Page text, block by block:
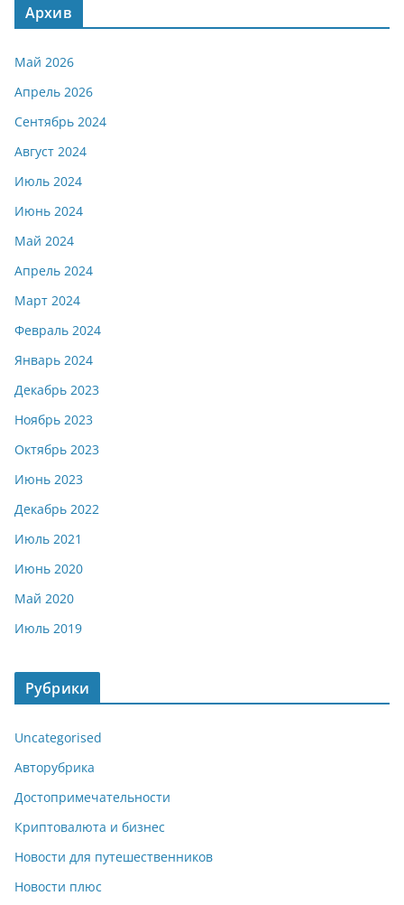
Архив
Май 2026
Апрель 2026
Сентябрь 2024
Август 2024
Июль 2024
Июнь 2024
Май 2024
Апрель 2024
Март 2024
Февраль 2024
Январь 2024
Декабрь 2023
Ноябрь 2023
Октябрь 2023
Июнь 2023
Декабрь 2022
Июль 2021
Июнь 2020
Май 2020
Июль 2019
Рубрики
Uncategorised
Авторубрика
Достопримечательности
Криптовалюта и бизнес
Новости для путешественников
Новости плюс